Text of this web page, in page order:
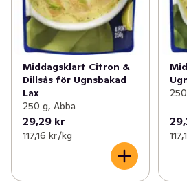
Middagsklart Citron &
Dillsås för Ugnsbakad
Lax
250 g, Abba
29,29 kr
117,16 kr /kg